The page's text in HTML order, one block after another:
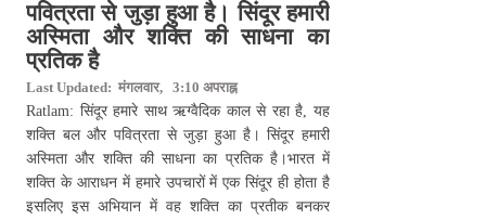
पवित्रता से जुड़ा हुआ है। सिंदूर हमारी
अस्मिता और शक्ति की साधना का
प्रतिक है
Last Updated: मंगलवार, 3:10 अपराह्न
Ratlam: सिंदूर हमारे साथ ऋग्वैदिक काल से रहा है, यह
शक्ति बल और पवित्रता से जुड़ा हुआ है। सिंदूर हमारी
अस्मिता और शक्ति की साधना का प्रतिक है।भारत में
शक्ति के आराधन में हमारे उपचारों में एक सिंदूर ही होता है
इसलिए इस अभियान में वह शक्ति का प्रतीक बनकर